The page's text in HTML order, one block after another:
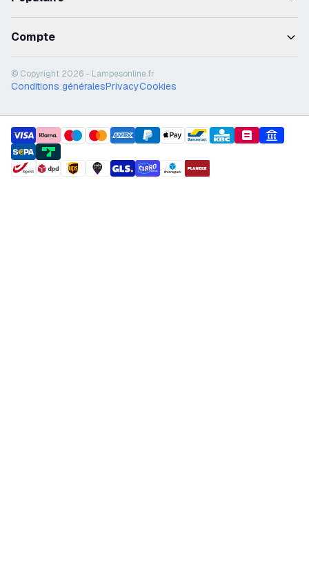
Compte
© Copyright 2026 - Lampesonline.fr
Conditions généralesPrivacyCookies
payment methods
shipment methods